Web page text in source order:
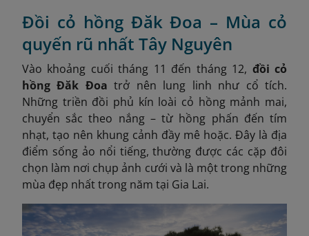
Đồi cỏ hồng Đăk Đoa – Mùa cỏ
quyến rũ nhất Tây Nguyên
Vào khoảng cuối tháng 11 đến tháng 12, đồi cỏ
hồng Đăk Đoa trở nên lung linh như cổ tích.
Những triền đồi phủ kín loài cỏ hồng mảnh mai,
chuyển sắc theo nắng – từ hồng phấn đến tím
nhạt, tạo nên khung cảnh đầy mê hoặc. Đây là địa
điểm sống ảo nổi tiếng, thường được các cặp đôi
chọn làm nơi chụp ảnh cưới và là một trong những
mùa đẹp nhất trong năm tại Gia Lai.